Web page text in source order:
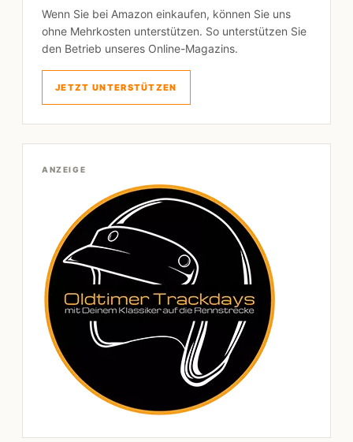
Wenn Sie bei Amazon einkaufen, können Sie uns
ohne Mehrkosten unterstützen. So unterstützen Sie
den Betrieb unseres Online-Magazins.
JETZT UNTERSTÜTZEN
ANZEIGE